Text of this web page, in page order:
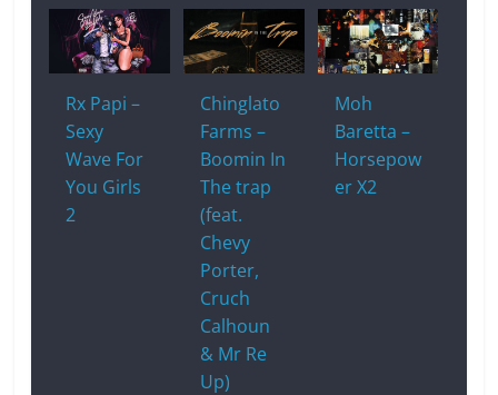
Rx Papi –
Sexy
Wave For
You Girls
2
Chinglato
Farms –
Boomin In
The trap
(feat.
Chevy
Porter,
Cruch
Calhoun
& Mr Re
Up)
Moh
Baretta –
Horsepow
er X2